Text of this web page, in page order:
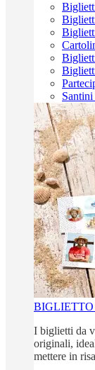
I biglietti da
originali,
mettere in